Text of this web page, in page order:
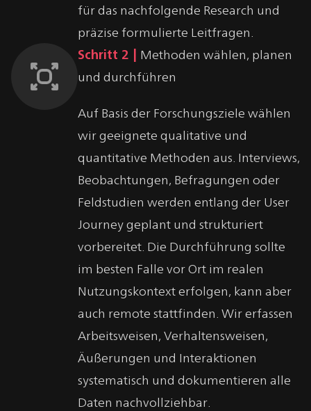
für das nachfolgende Research und
präzise formulierte Leitfragen.
Schritt 2 | Methoden wählen, planen
und durchführen
Auf Basis der Forschungsziele wählen
wir geeignete qualitative und
quantitative Methoden aus. Interviews,
Beobachtungen, Befragungen oder
Feldstudien werden entlang der User
Journey geplant und strukturiert
vorbereitet. Die Durchführung sollte
im besten Falle vor Ort im realen
Nutzungskontext erfolgen, kann aber
auch remote stattfinden. Wir erfassen
Arbeitsweisen, Verhaltensweisen,
Äußerungen und Interaktionen
systematisch und dokumentieren alle
Daten nachvollziehbar.